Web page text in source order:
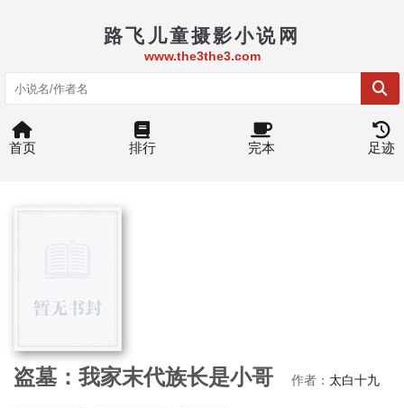
路飞儿童摄影小说网
www.the3the3.com
首页 排行 完本 足迹
盗墓：我家末代族长是小哥 作者： 太白十九